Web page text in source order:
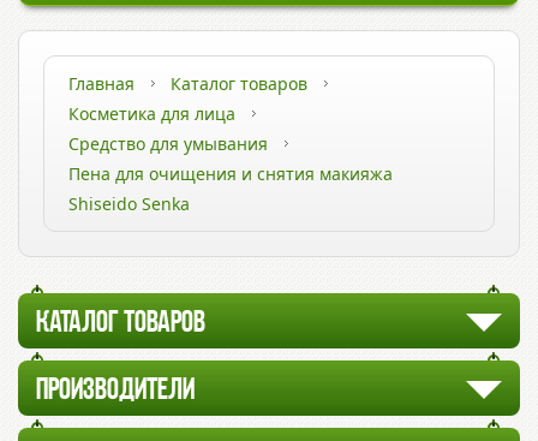
Главная
Каталог товаров
Косметика для лица
Средство для умывания
Пена для очищения и снятия макияжа
Shiseido Senka
КАТАЛОГ ТОВАРОВ
ПРОИЗВОДИТЕЛИ